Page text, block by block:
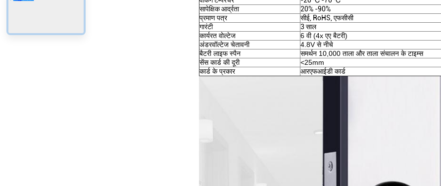
सापेक्षिक आर्द्रता
20% -90%
प्रमाण पत्र
सीई, RoHS, एफसीसी
गारंटी
3 साल
कार्यरत वोल्टेज
6 वी (4x एए बैटरी)
अंडरवॉल्टेज चेतावनी
4.8V से नीचे
बैटरी लाइफ स्पैन
समर्थन 10,000 ताला और ताला संचालन के टाइम्स
सेंस कार्ड की दूरी
<25mm
कार्ड के प्रकार
आरएफआईडी कार्ड